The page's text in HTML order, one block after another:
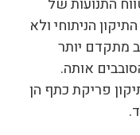
הניתוחי ולא
מתקדם יותר
אותה.
פריקת כתף הן